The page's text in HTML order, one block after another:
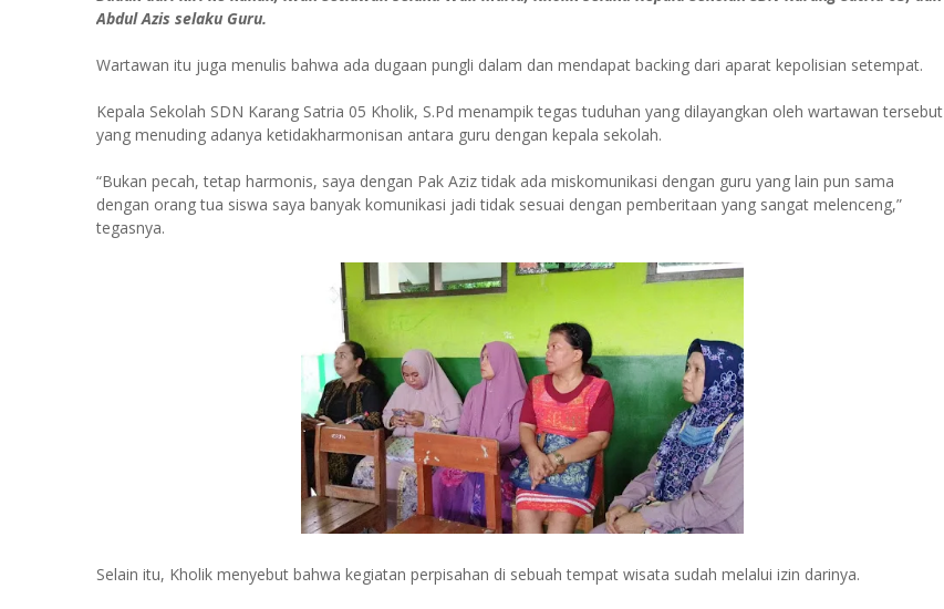
Abdul Azis selaku Guru.
Wartawan itu juga menulis bahwa ada dugaan pungli dalam dan mendapat backing dari aparat kepolisian setempat.
Kepala Sekolah SDN Karang Satria 05 Kholik, S.Pd menampik tegas tuduhan yang dilayangkan oleh wartawan tersebut
yang menuding adanya ketidakharmonisan antara guru dengan kepala sekolah.
“Bukan pecah, tetap harmonis, saya dengan Pak Aziz tidak ada miskomunikasi dengan guru yang lain pun sama
dengan orang tua siswa saya banyak komunikasi jadi tidak sesuai dengan pemberitaan yang sangat melenceng,”
tegasnya.
Selain itu, Kholik menyebut bahwa kegiatan perpisahan di sebuah tempat wisata sudah melalui izin darinya.